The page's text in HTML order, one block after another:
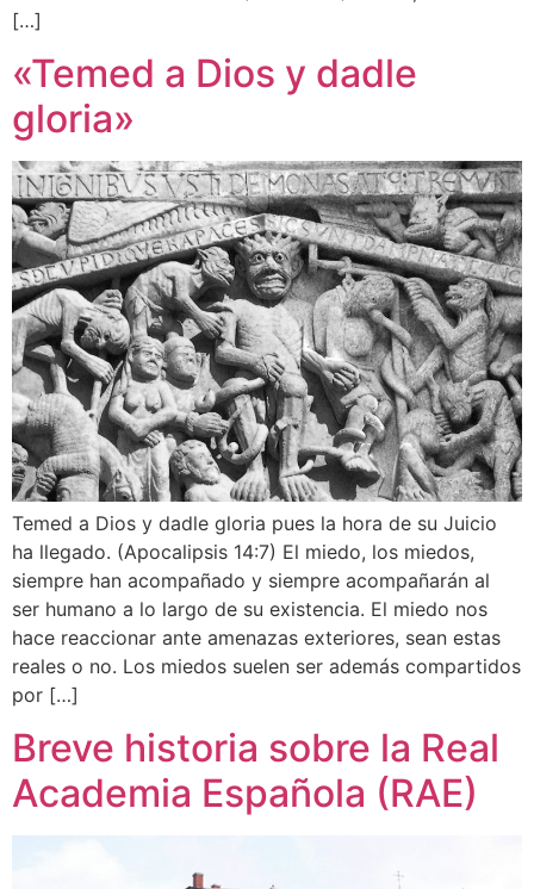
[…]
«Temed a Dios y dadle
gloria»
Temed a Dios y dadle gloria pues la hora de su Juicio
ha llegado. (Apocalipsis 14:7) El miedo, los miedos,
siempre han acompañado y siempre acompañarán al
ser humano a lo largo de su existencia. El miedo nos
hace reaccionar ante amenazas exteriores, sean estas
reales o no. Los miedos suelen ser además compartidos
por […]
Breve historia sobre la Real
Academia Española (RAE)